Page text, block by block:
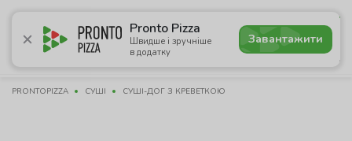
Pronto Pizza
Швидше і зручніше
в додатку
Завантажити
4.9
Акції Піца Суші Сети Бургери Комбо
PRONTOPIZZA СУШІ СУШІ-ДОГ З КРЕВЕТКОЮ